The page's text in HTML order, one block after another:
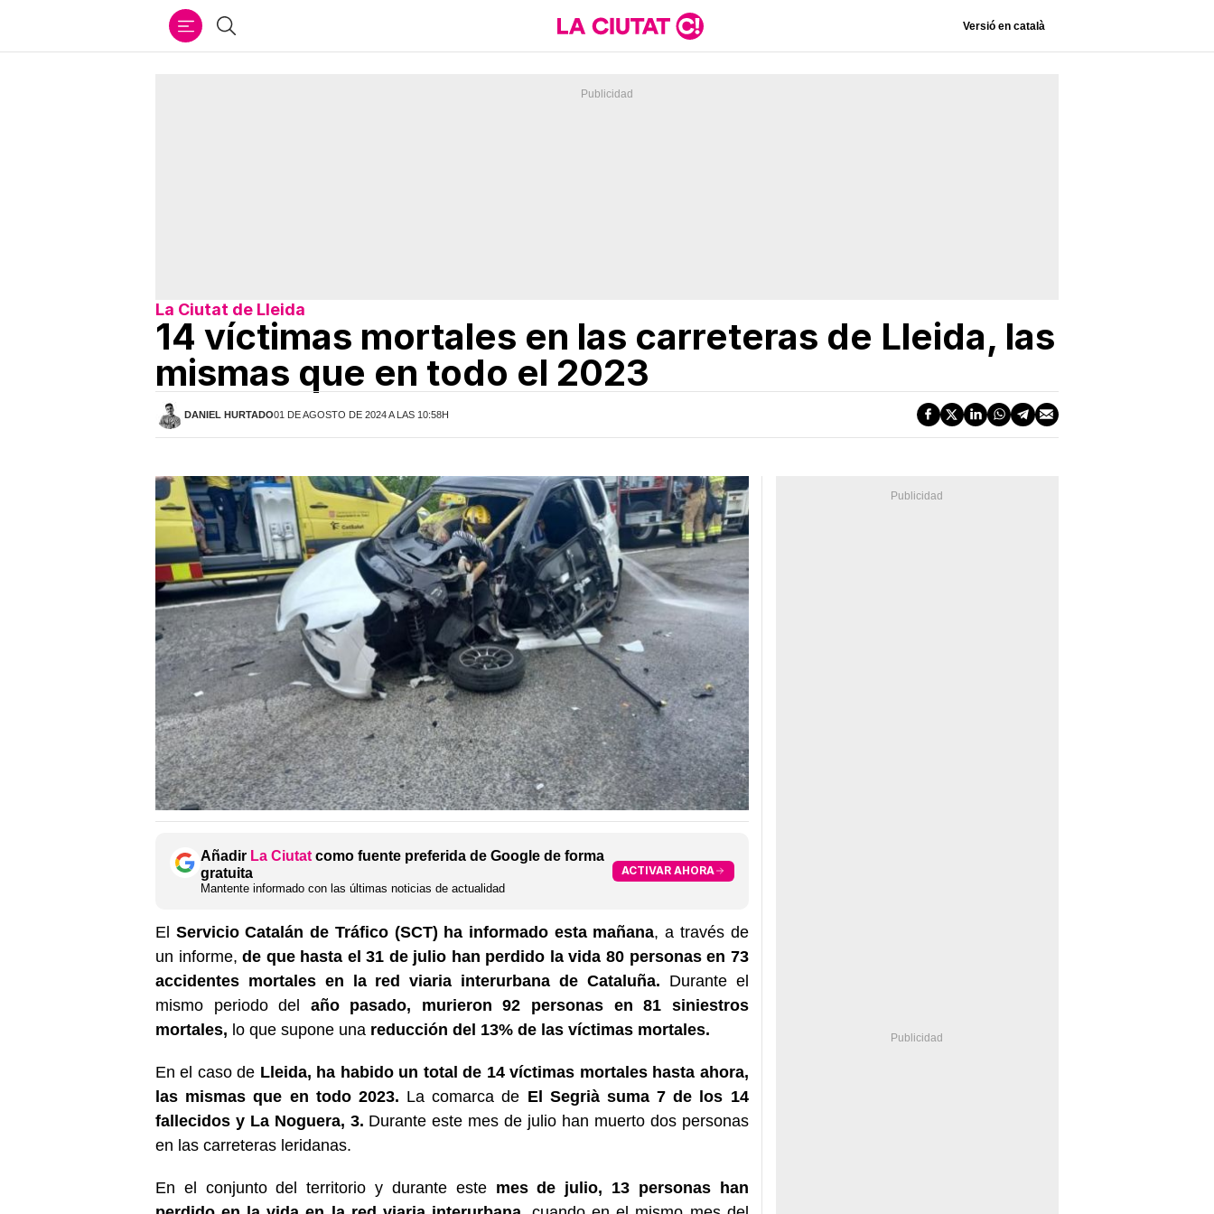
Buscar Versió en català
La Ciutat de Lleida
14 víctimas mortales en las carreteras de Lleida, las
mismas que en todo el 2023
DANIEL HURTADO01 DE AGOSTO DE 2024 A LAS 10:58H
Añadir La Ciutat como fuente preferida de Google de forma
gratuita
Mantente informado con las últimas noticias de actualidad
ACTIVAR AHORA
El Servicio Catalán de Tráfico (SCT) ha informado esta mañana, a través de
un informe,de que hasta el 31 de julio han perdido la vida 80 personas en 73
accidentes mortales en la red viaria interurbana de Cataluña. Durante el
mismo periodo del año pasado, murieron 92 personas en 81 siniestros
mortales, lo que supone una reducción del 13% de las víctimas mortales.
En el caso de Lleida, ha habido un total de 14 víctimas mortales hasta ahora,
las mismas que en todo 2023. La comarca de El Segrià suma 7 de los 14
fallecidos y La Noguera, 3. Durante este mes de julio han muerto dos personas
en las carreteras leridanas.
En el conjunto del territorio y durante este mes de julio, 13 personas han